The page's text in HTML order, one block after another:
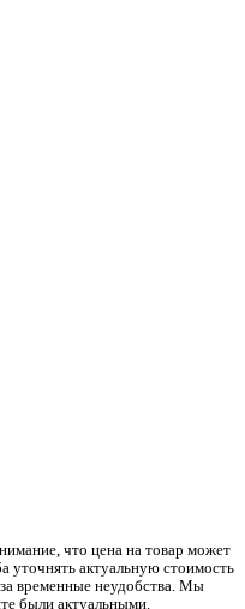
что цена на товар может
уточнять актуальную стоимость
временные неудобства. Мы
были актуальными.